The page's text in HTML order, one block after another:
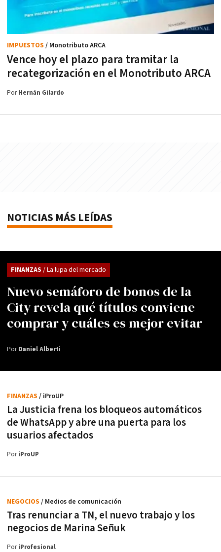
Vence hoy el plazo para tramitar la
recategorización en el Monotributo ARCA
IMPUESTOS / Monotributo ARCA
PorHernán Gilardo
NOTICIAS MÁS LEÍDAS
Nuevo semáforo de bonos de la
City revela qué títulos conviene
comprar y cuáles es mejor evitar
FINANZAS / La lupa del mercado
PorDaniel Alberti
La Justicia frena los bloqueos automáticos
de WhatsApp y abre una puerta para los
usuarios afectados
FINANZAS / iProUP
PoriProUP
Tras renunciar a TN, el nuevo trabajo y los
negocios de Marina Señuk
NEGOCIOS / Medios de comunicación
PoriProfesional